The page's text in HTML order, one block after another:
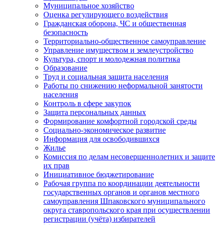
Муниципальное хозяйство
Оценка регулирующего воздействия
Гражданская оборона, ЧС и общественная
безопасность
Территориально-общественное самоуправление
Управление имуществом и землеустройство
Культура, спорт и молодежная политика
Образование
Труд и социальная защита населения
Работы по снижению неформальной занятости
населения
Контроль в сфере закупок
Защита персональных данных
Формирование комфортной городской среды
Социально-экономическое развитие
Информация для освободившихся
Жилье
Комиссия по делам несовершеннолетних и защите
их прав
Инициативное бюджетирование
Рабочая группа по координации деятельности
государственных органов и органов местного
самоуправления Шпаковского муниципального
округа ставропольского края при осуществлении
регистрации (учёта) избирателей